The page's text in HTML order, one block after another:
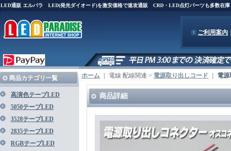
LED通販 エルパラ LED(発光ダイオード)を激安価格で速攻通販 CRD・LED点灯パーツも多数在庫
ご利用案内
商品カテゴリ一覧
高演色テープLED
5050テープLED
3528テープLED
2835テープLED
RGBテープLED
ホーム ｜ 電線 配線関連 > 電源取り出しコード 電
商品詳細